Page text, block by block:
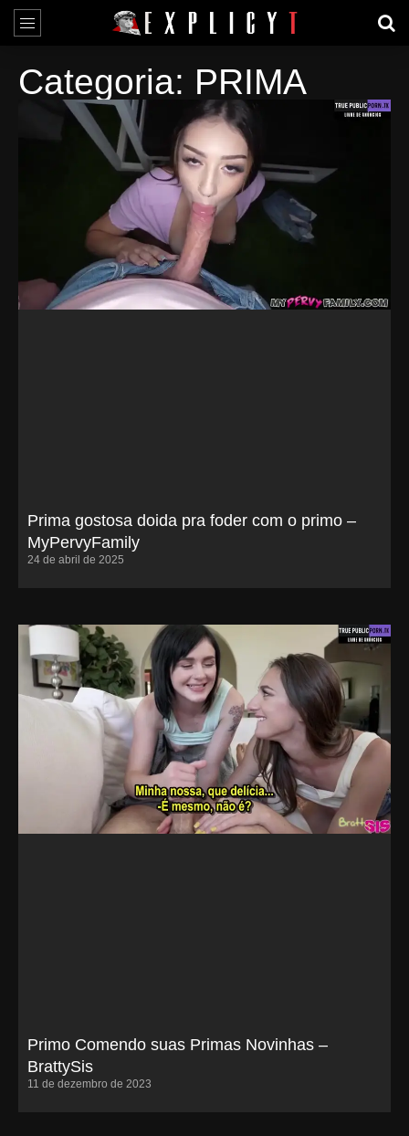
Categoria: PRIMA
Prima gostosa doida pra foder com o primo –
MyPervyFamily
24 de abril de 2025
Primo Comendo suas Primas Novinhas –
BrattySis
11 de dezembro de 2023